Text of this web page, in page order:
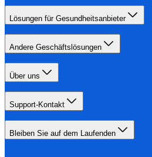
Lösungen für Gesundheitsanbieter
Andere Geschäftslösungen
Über uns
Support-Kontakt
Bleiben Sie auf dem Laufenden